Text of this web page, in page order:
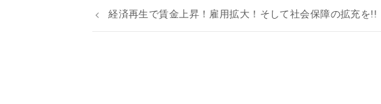
経済再生で賃金上昇！雇用拡大！そして社会保障の拡充を!!